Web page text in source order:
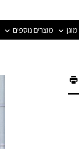
מוצרים נוספים